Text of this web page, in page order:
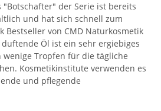
"Botschafter" der Serie ist bereits
und hat sich schnell zum
Bestseller von CMD Naturkosmetik
Öl ist ein sehr ergiebiges
wenige Tropfen für die tägliche
Kosmetikinstitute verwenden es
und pflegende